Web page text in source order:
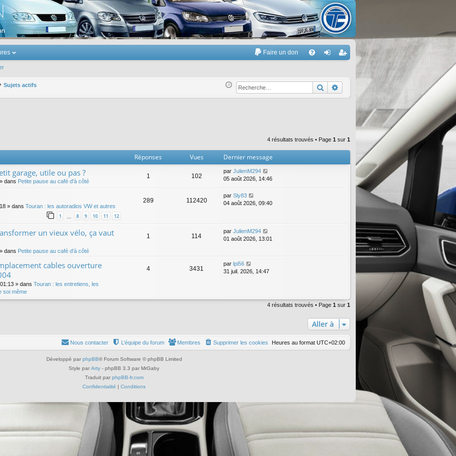
Touran
Faire un don
Q ne
xi
nr
eg
r
Sujets actifs RechercherRecherche avancée
4 résultats trouvés • Page 1 sur 1
Réponses Vues Dernier message
garage, utile ou pas ?
» dans Petite pause au café d'à côté
1 102
par JulienM294
05 août 2026, 14:46
» dans Touran : les autoradios VW et autres
1 … 8 9 10 11 12
289 112420
par Sly83
04 août 2026, 09:40
un vieux vélo, ça vaut
» dans Petite pause au café d'à côté
1 114
par JulienM294
01 août 2026, 13:01
cables ouverture
» dans Touran : les entretiens, les
soi même
4 3431
par lpi56
31 juil. 2026, 14:47
4 résultats trouvés • Page 1 sur 1
Aller à
Heures au format UTC+02:00
Supprimer les cookies
Membres
L’équipe du forum
Nous contacter
Développé par phpBB® Forum Software © phpBB Limited
Style par Arty - phpBB 3.3 par MrGaby
Traduit par phpBB-fr.com
Confidentialité
Conditions